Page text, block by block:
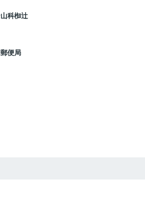
科椥辻
便局